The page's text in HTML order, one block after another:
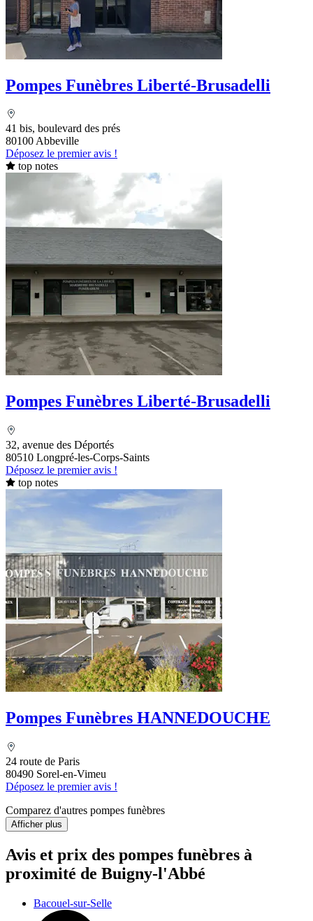
Pompes Funèbres Liberté-Brusadelli
41 bis, boulevard des prés
80100 Abbeville
Déposez le premier avis !
top notes
Pompes Funèbres Liberté-Brusadelli
32, avenue des Déportés
80510 Longpré-les-Corps-Saints
Déposez le premier avis !
top notes
Pompes Funèbres HANNEDOUCHE
24 route de Paris
80490 Sorel-en-Vimeu
Déposez le premier avis !
Comparez d'autres pompes funèbres
Afficher plus
Avis et prix des pompes funèbres à
proximité de Buigny-l'Abbé
Bacouel-sur-Selle